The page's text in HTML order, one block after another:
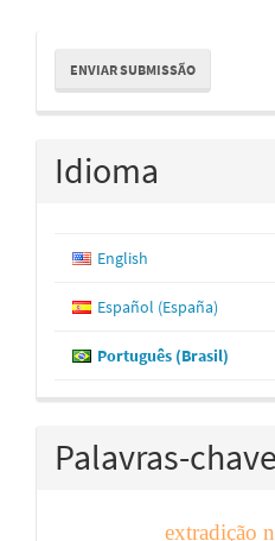
Enviar
Submissão
ENVIAR SUBMISSÃO
Idioma
English
Español (España)
Português (Brasil)
Palavras-chave
extradição